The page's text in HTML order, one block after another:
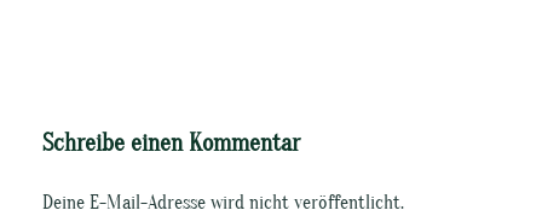
Schreibe einen Kommentar
Deine E-Mail-Adresse wird nicht veröffentlicht.